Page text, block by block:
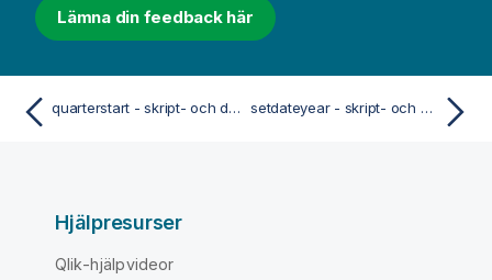
Lämna din feedback här
quarterstart - skript- och diagramfunktion setdateyear - skript- och diagramfunktion
Hjälpresurser
Qlik-hjälpvideor